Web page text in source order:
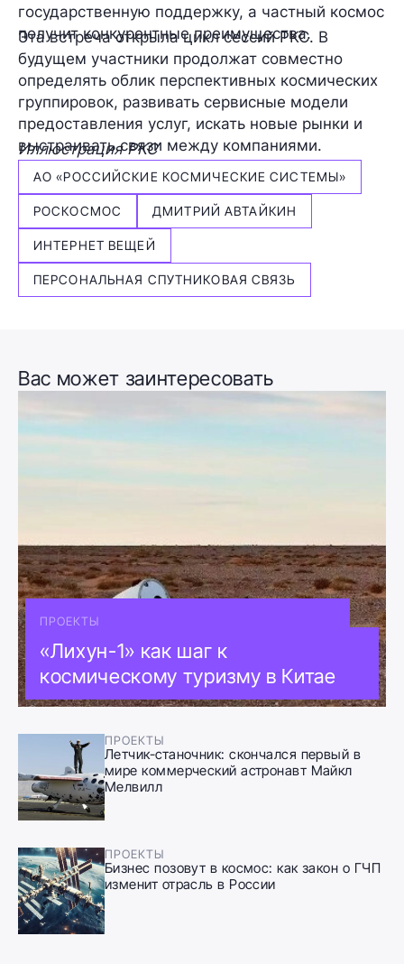
государственную поддержку, а частный космос
получит конкурентные преимущества.
Эта встреча открыла цикл сессий РКС. В
будущем участники продолжат совместно
определять облик перспективных космических
группировок, развивать сервисные модели
предоставления услуг, искать новые рынки и
выстраивать связи между компаниями.
Иллюстрация РКС
АО «РОССИЙСКИЕ КОСМИЧЕСКИЕ СИСТЕМЫ»
РОСКОСМОС ДМИТРИЙ АВТАЙКИН
ИНТЕРНЕТ ВЕЩЕЙ
ПЕРСОНАЛЬНАЯ СПУТНИКОВАЯ СВЯЗЬ
Вас может заинтересовать
ПРОЕКТЫ
«Лихун-1» как шаг к
космическому туризму в Китае
ПРОЕКТЫ
Летчик-станочник: скончался первый в
мире коммерческий астронавт Майкл
Мелвилл
ПРОЕКТЫ
Бизнес позовут в космос: как закон о ГЧП
изменит отрасль в России